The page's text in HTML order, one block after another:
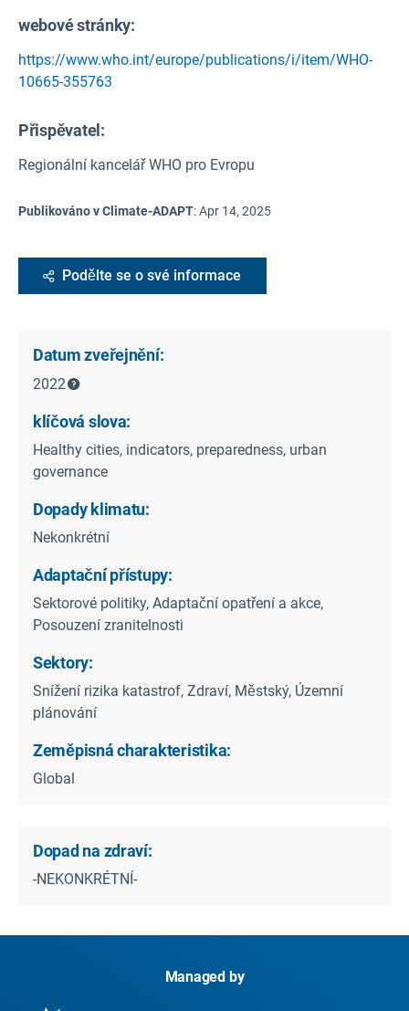
webové stránky:
https://www.who.int/europe/publications/i/item/WHO-
10665-355763
Přispěvatel:
Regionální kancelář WHO pro Evropu
Publikováno v Climate-ADAPT:Apr 14, 2025
Podělte se o své informace
Datum zveřejnění:
2022
klíčová slova:
Healthy cities, indicators, preparedness, urban
governance
Dopady klimatu:
Nekonkrétní
Adaptační přístupy:
Sektorové politiky, Adaptační opatření a akce,
Posouzení zranitelnosti
Sektory:
Snížení rizika katastrof, Zdraví, Městský, Územní
plánování
Zeměpisná charakteristika:
Global
Dopad na zdraví:
-NEKONKRÉTNÍ-
Managed by